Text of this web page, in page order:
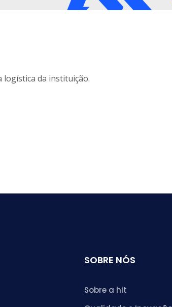
logística da instituição.
SOBRE NÓS
Sobre a hit